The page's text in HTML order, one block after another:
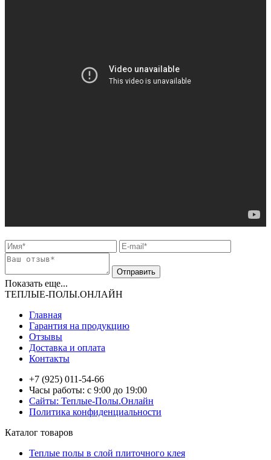
Показать еще...
ТЕПЛЫЕ-ПОЛЫ.ОНЛАЙН
Главная
Гарантия на продукцию
Отзывы
Доставка и оплата
Контакты
+7 (925) 011-54-66
Часы работы: с 9:00 до 19:00
Сайты: Теплые-Полы.Онлайн
Политика конфиденциальности
Каталог товаров
Теплые полы в слой плиточного клея